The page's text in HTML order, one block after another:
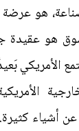
هو
هو عقيدة
الأمريكي بَعيدٌ
أشياء